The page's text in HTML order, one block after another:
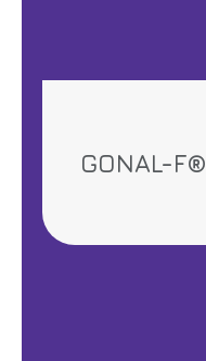
GONAL-F®